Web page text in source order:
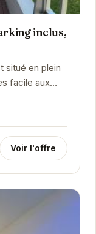
inclus,
situé en plein
facile aux
Voir l'offre